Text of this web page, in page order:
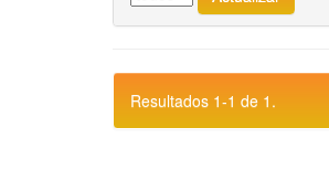
Resultados 1-1 de 1.